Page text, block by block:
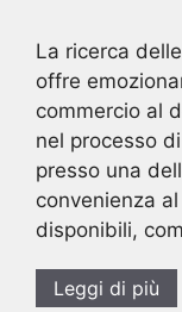
La ricerca
offre
commercio al
nel processo
presso una
convenienza
disponibili,
Leggi di più